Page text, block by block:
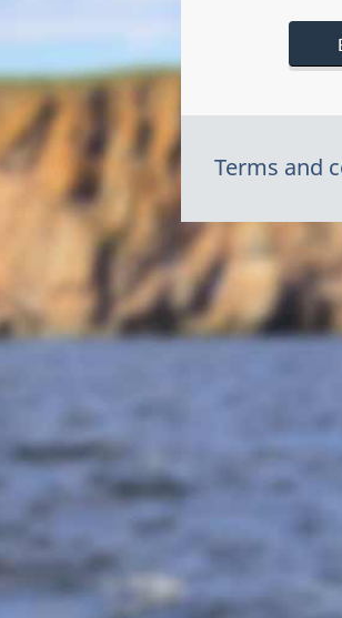
Terms and